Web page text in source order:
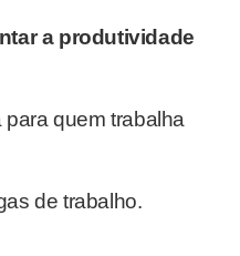
a produtividade
quem trabalha
de trabalho.